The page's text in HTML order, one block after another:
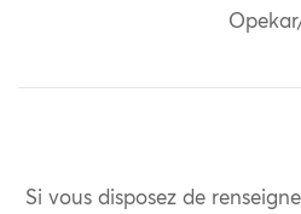
Si vous disposez de